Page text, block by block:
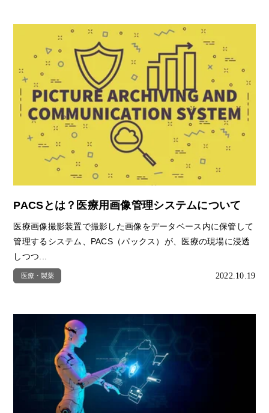
PACSとは？医療用画像管理システムについて
医療画像撮影装置で撮影した画像をデータベース内に保管して
管理するシステム、PACS（パックス）が、医療の現場に浸透
しつつ...
医療・製薬 2022.10.19